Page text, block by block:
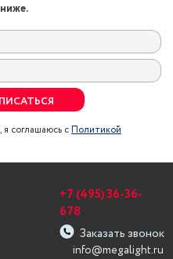
соглашаюсь сПолитикой
info@megalight.ru
+7 (495) 36-36-
678
Заказать звонок